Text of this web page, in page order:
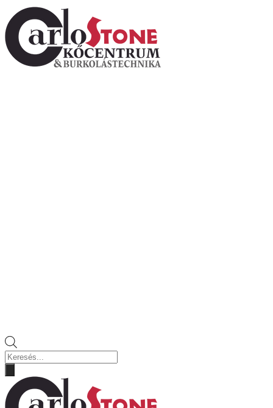
Products
search